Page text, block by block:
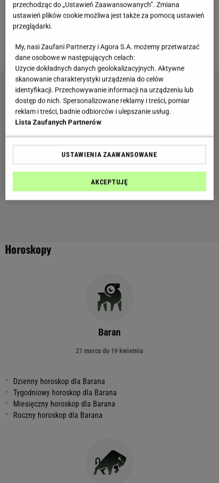
Tygodniowy horoskop dla Lwa
Miesięczny horoskop dla Lwa
Horoskopy
Baran
21 marca do 19 kwietnia
Dzienny horoskop dla Barana
Tygodniowy horoskop dla Barana
Miesięczny horoskop dla Barana
Roczny horoskop dla Barana
przechodząc do „Ustawień Zaawansowanych”. Zmiana
ustawień plików cookie możliwa jest także za pomocą ustawień
przeglądarki.
My, nasi Zaufani Partnerzy i Agora S.A. możemy przetwarzać
dane osobowe w następujących celach:
Użycie dokładnych danych geolokalizacyjnych. Aktywne
skanowanie charakterystyki urządzenia do celów
identyfikacji. Przechowywanie informacji na urządzeniu lub
dostęp do nich. Spersonalizowane reklamy i treści, pomiar
reklam i treści, badnie odbiorców i ulepszanie usług.
Lista Zaufanych Partnerów
USTAWIENIA ZAAWANSOWANE
AKCEPTUJĘ